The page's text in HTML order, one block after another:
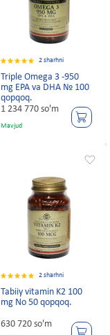
2 sharhni
Triple Omega 3 -950
mg EPA va DHA № 100
qopqoq.
1 234 770 so'm
Mavjud
2 sharhni
Tabiiy vitamin K2 100
mg No 50 qopqoq.
630 720 so'm